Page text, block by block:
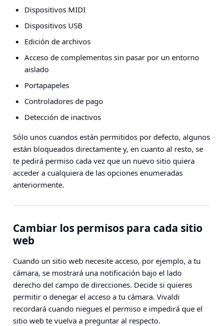
Dispositivos MIDI
Dispositivos USB
Edición de archivos
Acceso de complementos sin pasar por un entorno
aislado
Portapapeles
Controladores de pago
Detección de inactivos
Sólo unos cuandos están permitidos por defecto, algunos
están bloqueados directamente y, en cuanto al resto, se
te pedirá permiso cada vez que un nuevo sitio quiera
acceder a cualquiera de las opciones enumeradas
anteriormente.
Cambiar los permisos para cada sitio
web
Cuando un sitio web necesite acceso, por ejemplo, a tu
cámara, se mostrará una notificación bajo el lado
derecho del campo de direcciones. Decide si quieres
permitir o denegar el acceso a tu cámara. Vivaldi
recordará cuando niegues el permiso e impedirá que el
sitio web te vuelva a preguntar al respecto.